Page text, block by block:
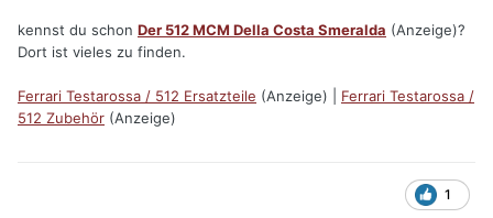
kennst du schon Der 512 MCM Della Costa Smeralda (Anzeige)?
Dort ist vieles zu finden.
Ferrari Testarossa / 512 Ersatzteile (Anzeige) | Ferrari Testarossa /
512 Zubehör (Anzeige)
1